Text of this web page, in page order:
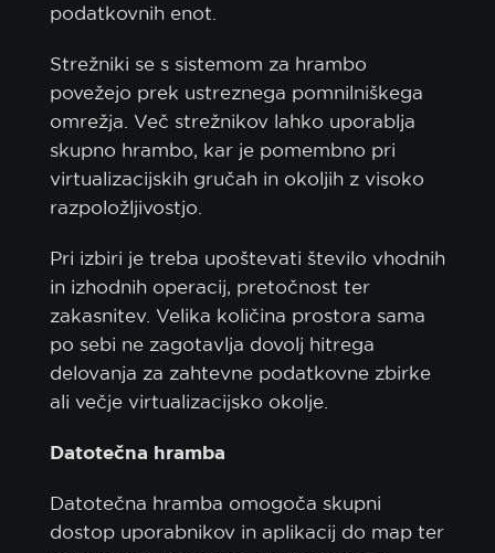
podatkovnih enot.
Strežniki se s sistemom za hrambo
povežejo prek ustreznega pomnilniškega
omrežja. Več strežnikov lahko uporablja
skupno hrambo, kar je pomembno pri
virtualizacijskih gručah in okoljih z visoko
razpoložljivostjo.
Pri izbiri je treba upoštevati število vhodnih
in izhodnih operacij, pretočnost ter
zakasnitev. Velika količina prostora sama
po sebi ne zagotavlja dovolj hitrega
delovanja za zahtevne podatkovne zbirke
ali večje virtualizacijsko okolje.
Datotečna hramba
Datotečna hramba omogoča skupni
dostop uporabnikov in aplikacij do map ter